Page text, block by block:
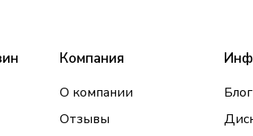
Компания
О компании
Отзывы
Блог